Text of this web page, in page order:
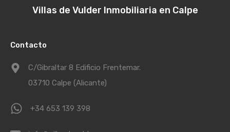
Villas de Vulder Inmobiliaria en Calpe
Contacto
C/Gibraltar 8 Edificio Frentemar.
03710 Calpe (Alicante)
+34 653 139 398